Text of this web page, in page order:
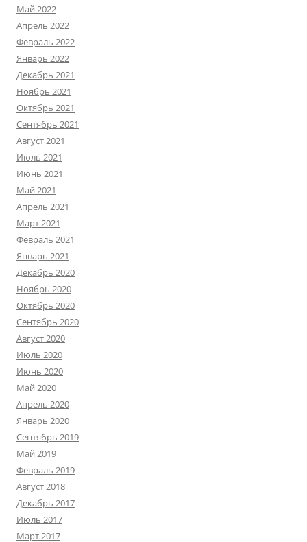
Май 2022
Апрель 2022
Февраль 2022
Январь 2022
Декабрь 2021
Ноябрь 2021
Октябрь 2021
Сентябрь 2021
Август 2021
Июль 2021
Июнь 2021
Май 2021
Апрель 2021
Март 2021
Февраль 2021
Январь 2021
Декабрь 2020
Ноябрь 2020
Октябрь 2020
Сентябрь 2020
Август 2020
Июль 2020
Июнь 2020
Май 2020
Апрель 2020
Январь 2020
Сентябрь 2019
Май 2019
Февраль 2019
Август 2018
Декабрь 2017
Июль 2017
Март 2017